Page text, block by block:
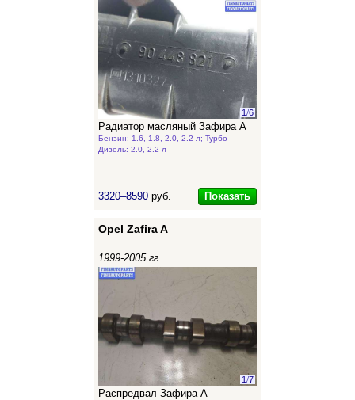
1/6
Радиатор масляный Зафира А
Бензин: 1.6, 1.8, 2.0, 2.2 л; Турбо
Дизель: 2.0, 2.2 л
3320–8590 руб. Показать
Opel Zafira A
1999-2005 гг.
1/7
Распредвал Зафира А